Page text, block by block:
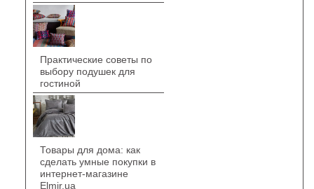
Практические советы по
выбору подушек для
гостиной
Товары для дома: как
сделать умные покупки в
интернет-магазине
Elmir.ua